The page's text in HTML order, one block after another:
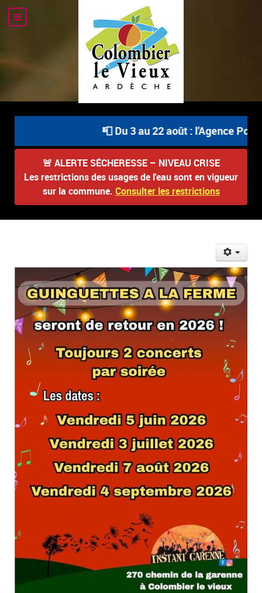
📮 Du 3 au 22 août : l'Agence
🚨 ALERTE SÉCHERESSE – NIVEAU CRISE
Les restrictions des usages de l'eau sont en vigueur
sur la commune. Consulter les restrictions